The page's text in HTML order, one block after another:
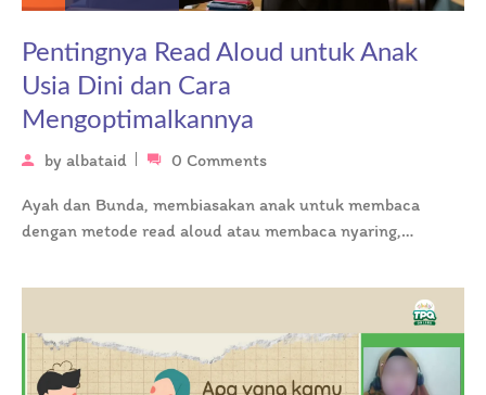
Pentingnya Read Aloud untuk Anak
Usia Dini dan Cara
Mengoptimalkannya
by albataid 0 Comments
Ayah dan Bunda, membiasakan anak untuk membaca
dengan metode read aloud atau membaca nyaring,